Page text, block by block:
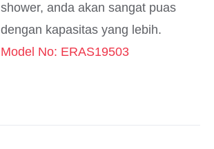
shower, anda akan sangat puas
dengan kapasitas yang lebih.
Model No: ERAS19503